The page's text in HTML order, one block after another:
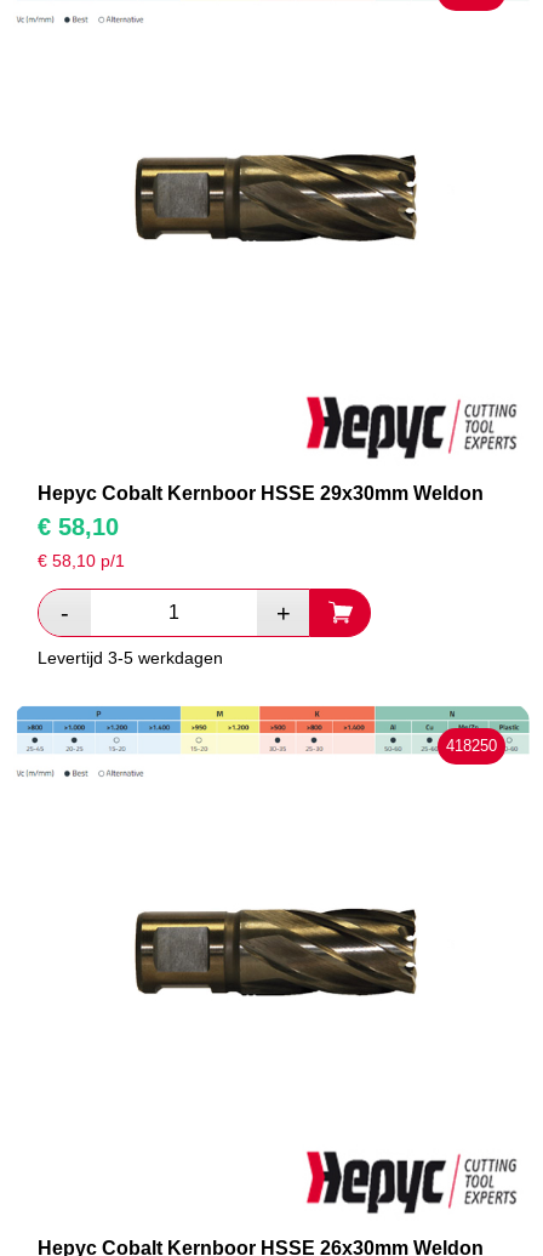
Hepyc Cobalt Kernboor HSSE 29x30mm Weldon
€ 58,10
€58,10 p/1
Levertijd 3-5 werkdagen
418250
Hepyc Cobalt Kernboor HSSE 26x30mm Weldon